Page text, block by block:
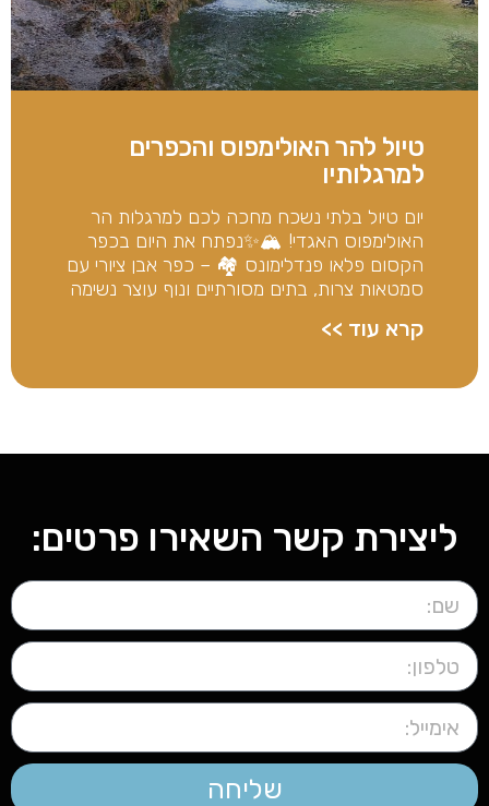
טיול להר האולימפוס והכפרים
למרגלותיו
יום טיול בלתי נשכח מחכה לכם למרגלות הר
האולימפוס האגדי! 🏔️✨נפתח את היום בכפר
הקסום פלאו פנדלימונס 🏘️ – כפר אבן ציורי עם
סמטאות צרות, בתים מסורתיים ונוף עוצר נשימה
קרא עוד >>
ליצירת קשר השאירו פרטים:
שליחה